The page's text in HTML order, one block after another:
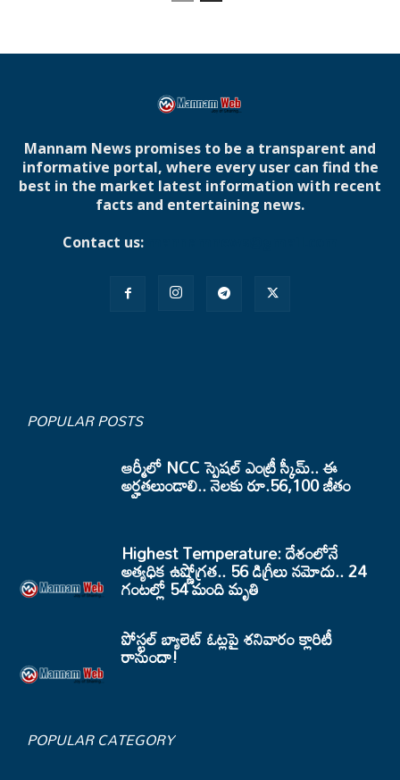
Mannam News promises to be a transparent and
informative portal, where every user can find the
best in the market latest information with recent
facts and entertaining news.
Contact us:
POPULAR POSTS
ఆర్మీలో NCC స్పెషల్ ఎంట్రీ స్కీమ్.. ఈ
అర్హతలుండాలి.. నెలకు రూ.56,100 జీతం
Highest Temperature: దేశంలోనే
అత్యధిక ఉష్ణోగ్రత.. 56 డిగ్రీలు నమోదు.. 24
గంటల్లో 54 మంది మృతి
పోస్టల్ బ్యాలెట్ ఓట్లపై శనివారం క్లారిటీ
రానుందా!
POPULAR CATEGORY